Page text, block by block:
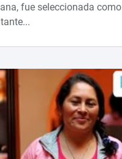
fue seleccionada como